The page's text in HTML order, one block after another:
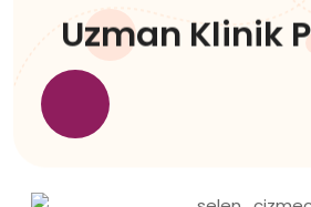
Uzman Klinik